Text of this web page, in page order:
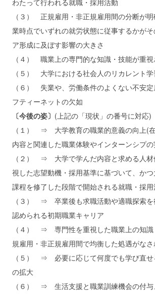
（３） 正規雇用・非正規雇用間の分断が
業時点でいずれの就労状態に従事するかが
ア形成に及ぼす影響の大きさ
（４） 職業上の専門的な知識・技能が重
（５） 大学における社会人のリカレント
（６） 失業や、労働条件のよくない不安
フティーネットの欠如
〔今後の姿〕 (上記の「現状」の番号に対応)
（１） ⇒ 大学教育の職業的意義の向上(
内容と関連した職業体験やインターンシプの
（２） ⇒ 大学で学んだ内容と求める人材
視した志望動機・採用基準に基づいて、か
課程を修了した段階で開始される就職・採用
（３） ⇒ 卒業後も求職活動や適職探索を
認められる初期職業キャリア
（４） ⇒ 専門性を重視した職業上の知識
規雇用・非正規雇用間で均衡した処遇がな
（５） ⇒ 必要に応じて何度でも学び直せ
の拡大
（６） ⇒ 生活支援と職業訓練機会の付与